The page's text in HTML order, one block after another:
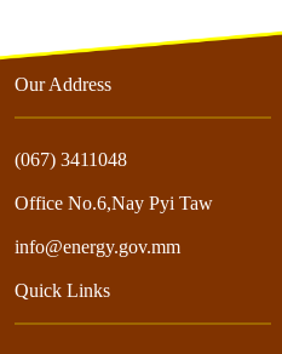
Our Address
(067) 3411048
Office No.6,Nay Pyi Taw
info@energy.gov.mm
Quick Links